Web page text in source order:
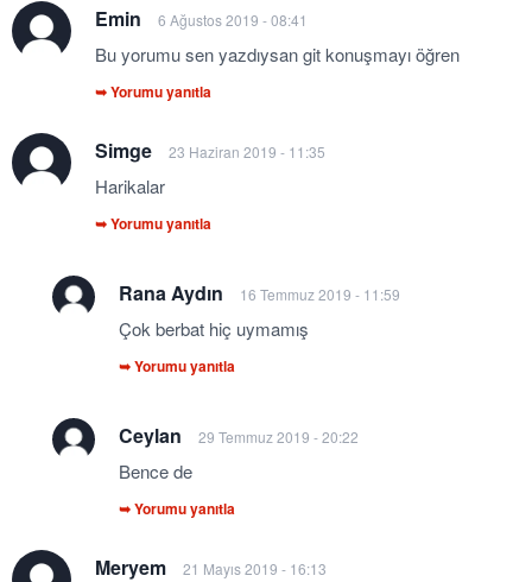
Emin 6 Ağustos 2019 - 08:41
Bu yorumu sen yazdıysan git konuşmayı öğren
➥ Yorumu yanıtla
Simge 23 Haziran 2019 - 11:35
Harikalar
➥ Yorumu yanıtla
Rana Aydın 16 Temmuz 2019 - 11:59
Çok berbat hiç uymamış
➥ Yorumu yanıtla
Ceylan 29 Temmuz 2019 - 20:22
Bence de
➥ Yorumu yanıtla
Meryem 21 Mayıs 2019 - 16:13